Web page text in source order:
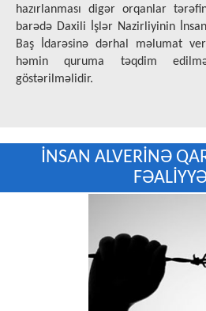
hazırlanması digər orqanlar
barədə Daxili İşlər Nazirliyinin
Baş İdarəsinə dərhal məlumat
həmin quruma təqdim
göstərilməlidir.
İNSAN ALVERİNƏ